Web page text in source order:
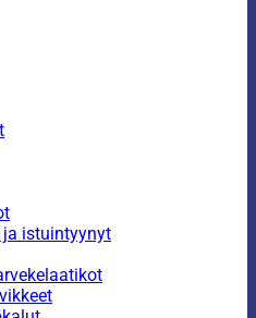
ja istuintyynyt